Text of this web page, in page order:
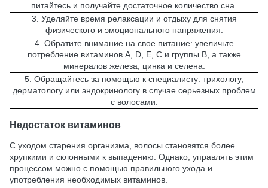
питайтесь и получайте достаточное количество сна.
3. Уделяйте время релаксации и отдыху для снятия
физического и эмоционального напряжения.
4. Обратите внимание на свое питание: увеличьте
потребление витаминов А, D, Е, С и группы В, а также
минералов железа, цинка и селена.
5. Обращайтесь за помощью к специалисту: трихологу,
дерматологу или эндокринологу в случае серьезных проблем
с волосами.
Недостаток витаминов
С уходом старения организма, волосы становятся более
хрупкими и склонными к выпадению. Однако, управлять этим
процессом можно с помощью правильного ухода и
употребления необходимых витаминов.